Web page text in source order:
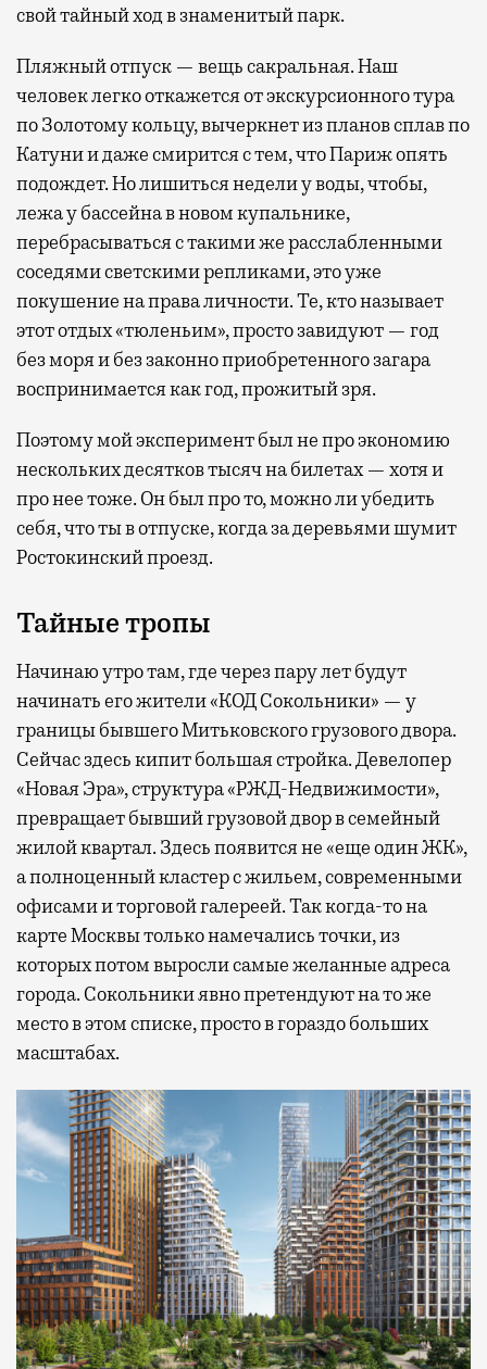
свой тайный ход в знаменитый парк.
Пляжный отпуск — вещь сакральная. Наш
человек легко откажется от экскурсионного тура
по Золотому кольцу, вычеркнет из планов сплав по
Катуни и даже смирится с тем, что Париж опять
подождет. Но лишиться недели у воды, чтобы,
лежа у бассейна в новом купальнике,
перебрасываться с такими же расслабленными
соседями светскими репликами, это уже
покушение на права личности. Те, кто называет
этот отдых «тюленьим», просто завидуют — год
без моря и без законно приобретенного загара
воспринимается как год, прожитый зря.
Поэтому мой эксперимент был не про экономию
нескольких десятков тысяч на билетах — хотя и
про нее тоже. Он был про то, можно ли убедить
себя, что ты в отпуске, когда за деревьями шумит
Ростокинский проезд.
Тайные тропы
Начинаю утро там, где через пару лет будут
начинать его жители «КОД Сокольники» — у
границы бывшего Митьковского грузового двора.
Сейчас здесь кипит большая стройка. Девелопер
«Новая Эра», структура «РЖД-Недвижимости»,
превращает бывший грузовой двор в семейный
жилой квартал. Здесь появится не «еще один ЖК»,
а полноценный кластер с жильем, современными
офисами и торговой галереей. Так когда-то на
карте Москвы только намечались точки, из
которых потом выросли самые желанные адреса
города. Сокольники явно претендуют на то же
место в этом списке, просто в гораздо больших
масштабах.